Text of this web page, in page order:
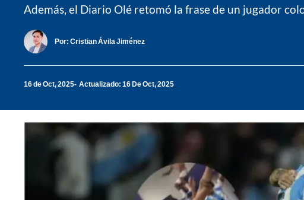
Además, el Diario Olé retomó la frase de un jugador
Por: Cristian Ávila Jiménez
16 de Oct, 2025 Actualizado: 16 De Oct, 2025